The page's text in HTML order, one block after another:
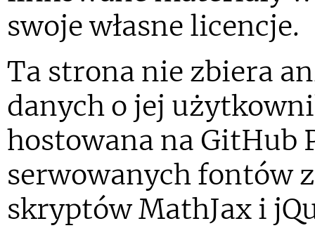
swoje własne licencje.
Ta strona nie zbiera
danych o jej
hostowana na GitHub
serwowanych fontów
skryptów MathJax i